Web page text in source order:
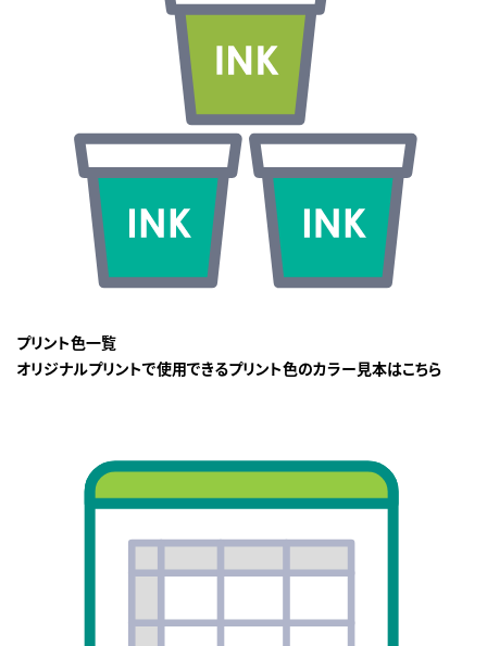
プリント色一覧
オリジナルプリントで使用できるプリント色のカラー見本はこちら